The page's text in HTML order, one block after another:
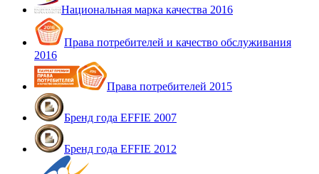
Национальная марка качества 2016
Права потребителей и качество обслуживания
2016
Права потребителей 2015
Бренд года EFFIE 2007
Бренд года EFFIE 2012